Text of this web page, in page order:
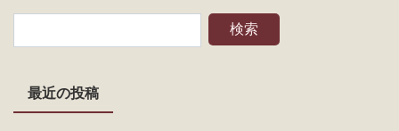
最近の投稿